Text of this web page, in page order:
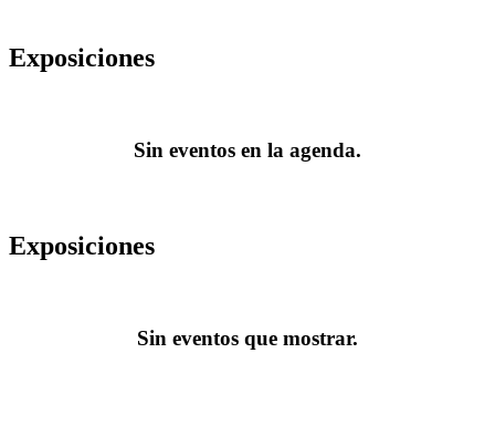
Exposiciones
Sin eventos en la agenda.
Exposiciones
Sin eventos que mostrar.